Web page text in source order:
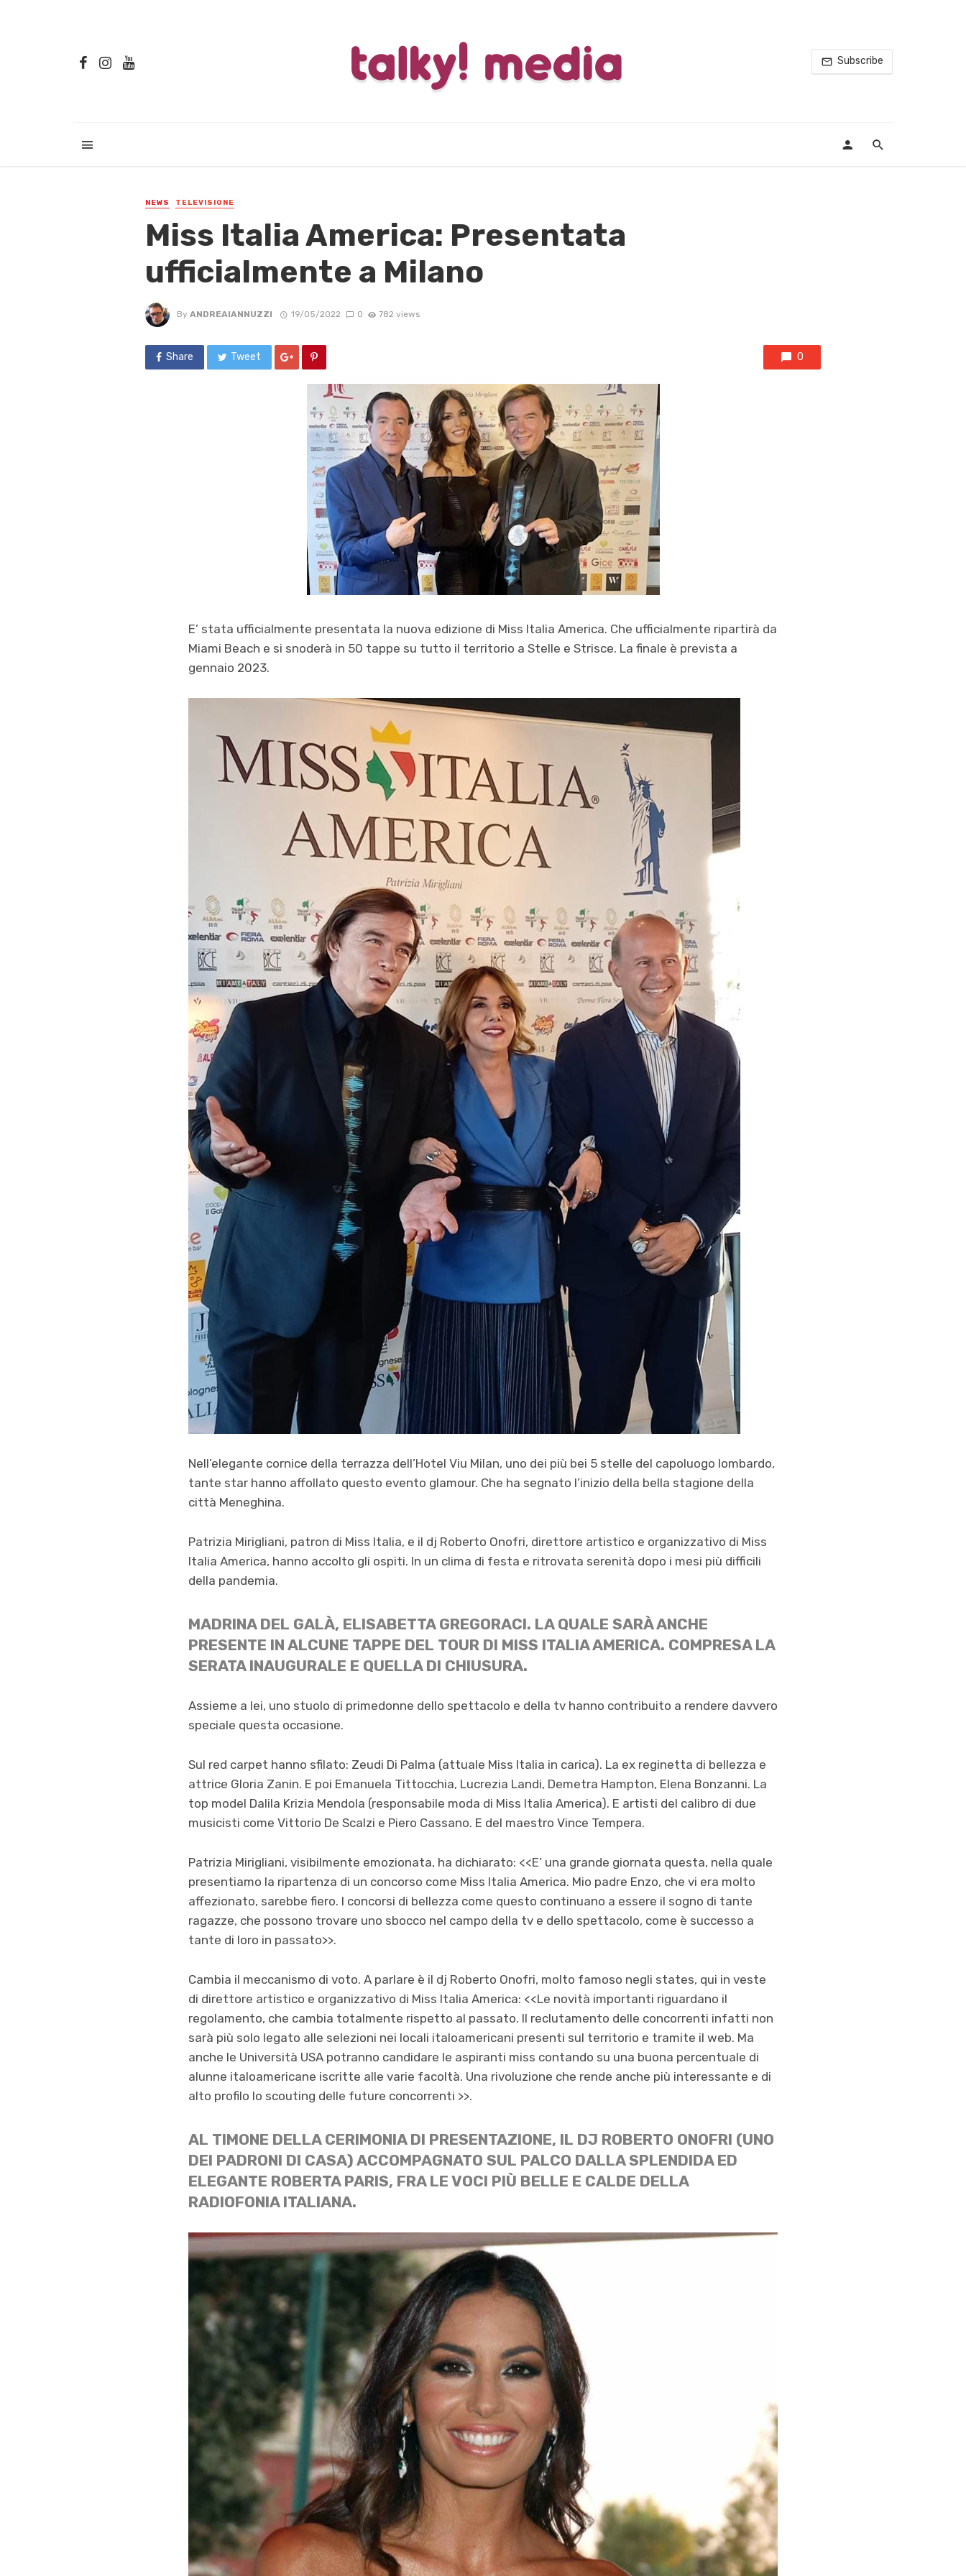
Subscribe
NEWS TELEVISIONE
Miss Italia America: Presentata
ufficialmente a Milano
By ANDREAIANNUZZI 19/05/2022 0 782 views
Share Tweet 0
E’ stata ufficialmente presentata la nuova edizione di Miss Italia America. Che ufficialmente ripartirà da
Miami Beach e si snoderà in 50 tappe su tutto il territorio a Stelle e Strisce. La finale è prevista a
gennaio 2023.
Nell’elegante cornice della terrazza dell’Hotel Viu Milan, uno dei più bei 5 stelle del capoluogo lombardo,
tante star hanno affollato questo evento glamour. Che ha segnato l’inizio della bella stagione della
città Meneghina.
Patrizia Mirigliani, patron di Miss Italia, e il dj Roberto Onofri, direttore artistico e organizzativo di Miss
Italia America, hanno accolto gli ospiti. In un clima di festa e ritrovata serenità dopo i mesi più difficili
della pandemia.
MADRINA DEL GALÀ, ELISABETTA GREGORACI. LA QUALE SARÀ ANCHE
PRESENTE IN ALCUNE TAPPE DEL TOUR DI MISS ITALIA AMERICA. COMPRESA LA
SERATA INAUGURALE E QUELLA DI CHIUSURA.
Assieme a lei, uno stuolo di primedonne dello spettacolo e della tv hanno contribuito a rendere davvero
speciale questa occasione.
Sul red carpet hanno sfilato: Zeudi Di Palma (attuale Miss Italia in carica). La ex reginetta di bellezza e
attrice Gloria Zanin. E poi Emanuela Tittocchia, Lucrezia Landi, Demetra Hampton, Elena Bonzanni. La
top model Dalila Krizia Mendola (responsabile moda di Miss Italia America). E artisti del calibro di due
musicisti come Vittorio De Scalzi e Piero Cassano. E del maestro Vince Tempera.
Patrizia Mirigliani, visibilmente emozionata, ha dichiarato: <<E’ una grande giornata questa, nella quale
presentiamo la ripartenza di un concorso come Miss Italia America. Mio padre Enzo, che vi era molto
affezionato, sarebbe fiero. I concorsi di bellezza come questo continuano a essere il sogno di tante
ragazze, che possono trovare uno sbocco nel campo della tv e dello spettacolo, come è successo a
tante di loro in passato>>.
Cambia il meccanismo di voto. A parlare è il dj Roberto Onofri, molto famoso negli states, qui in veste
di direttore artistico e organizzativo di Miss Italia America: <<Le novità importanti riguardano il
regolamento, che cambia totalmente rispetto al passato. Il reclutamento delle concorrenti infatti non
sarà più solo legato alle selezioni nei locali italoamericani presenti sul territorio e tramite il web. Ma
anche le Università USA potranno candidare le aspiranti miss contando su una buona percentuale di
alunne italoamericane iscritte alle varie facoltà. Una rivoluzione che rende anche più interessante e di
alto profilo lo scouting delle future concorrenti >>.
AL TIMONE DELLA CERIMONIA DI PRESENTAZIONE, IL DJ ROBERTO ONOFRI (UNO
DEI PADRONI DI CASA) ACCOMPAGNATO SUL PALCO DALLA SPLENDIDA ED
ELEGANTE ROBERTA PARIS, FRA LE VOCI PIÙ BELLE E CALDE DELLA
RADIOFONIA ITALIANA.